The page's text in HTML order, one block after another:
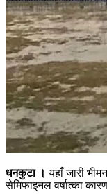
धनकुटा । यहाँ जारी
सेमिफाइनल वर्षात्का